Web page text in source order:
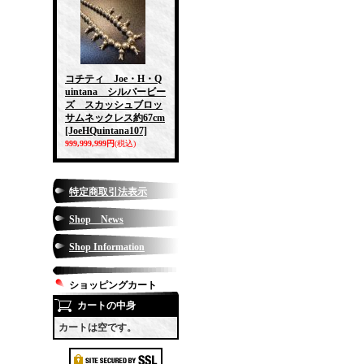
コチティ Joe・H・Q
uintana シルバービー
ズ スカッシュブロッ
サムネックレス約67cm
[JoeHQuintana107]
999,999,999円(税込)
特定商取引法表示
Shop News
Shop Information
ショッピングカート
カートの中身
カートは空です。